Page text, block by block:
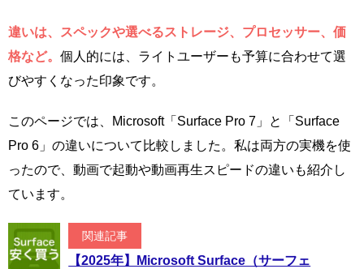
違いは、スペックや選べるストレージ、プロセッサー、価
格など。 個人的には、ライトユーザーも予算に合わせて選
びやすくなった印象です。
このページでは、Microsoft「Surface Pro 7」と「Surface
Pro 6」の違いについて比較しました。私は両方の実機を使
ったので、動画で起動や動画再生スピードの違いも紹介し
ています。
関連記事
【2025年】Microsoft Surface（サーフェ